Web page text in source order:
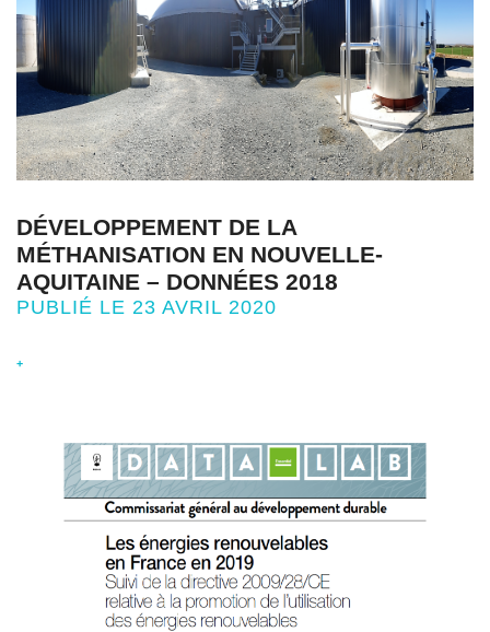
DÉVELOPPEMENT DE LA
MÉTHANISATION EN NOUVELLE-
AQUITAINE – DONNÉES 2018
PUBLIÉ LE 23 AVRIL 2020
+